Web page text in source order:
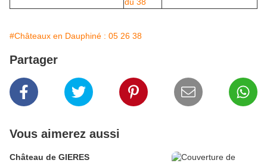
#Châteaux en Dauphiné : 05 26 38
Partager
Vous aimerez aussi
Château de GIERES